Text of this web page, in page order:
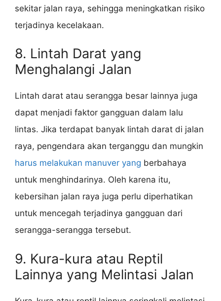
sekitar jalan raya, sehingga meningkatkan risiko
terjadinya kecelakaan.
8. Lintah Darat yang
Menghalangi Jalan
Lintah darat atau serangga besar lainnya juga
dapat menjadi faktor gangguan dalam lalu
lintas. Jika terdapat banyak lintah darat di jalan
raya, pengendara akan terganggu dan mungkin
harus melakukan manuver yang berbahaya
untuk menghindarinya. Oleh karena itu,
kebersihan jalan raya juga perlu diperhatikan
untuk mencegah terjadinya gangguan dari
serangga-serangga tersebut.
9. Kura-kura atau Reptil
Lainnya yang Melintasi Jalan